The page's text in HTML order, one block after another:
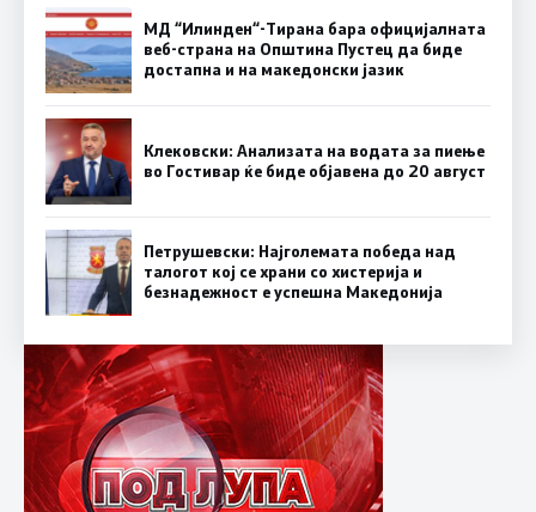
МД “Илинден“-Тирана бара официјалната
веб-страна на Општина Пустец да биде
достапна и на македонски јазик
Клековски: Анализата на водата за пиење
во Гостивар ќе биде објавена до 20 август
Петрушевски: Најголемата победа над
талогот кој се храни со хистерија и
безнадежност е успешна Македонија